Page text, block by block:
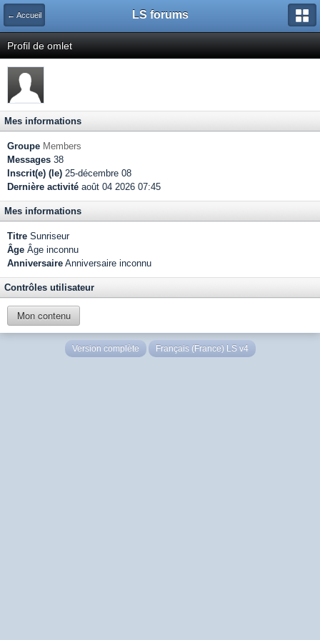
← Accueil LS forums
Profil de omlet
Mes informations
Groupe Members
Messages 38
Inscrit(e) (le) 25-décembre 08
Dernière activité août 04 2026 07:45
Mes informations
Titre Sunriseur
Âge Âge inconnu
Anniversaire Anniversaire inconnu
Contrôles utilisateur
Mon contenu
Version complète Français (France) LS v4